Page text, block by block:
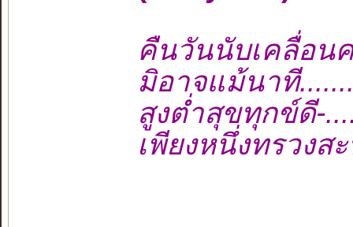
คืนวันนับเคลื่อน
มิอาจแม้นาที
สูงต่ำสุขทุกข์ดี-
เพียงหนึ่งทรวงส